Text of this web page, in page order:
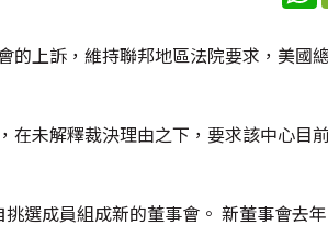
上訴，維持聯邦地區法院要求，美國
未解釋裁決理由之下，要求該中心目
選成員組成新的董事會。 新董事會去